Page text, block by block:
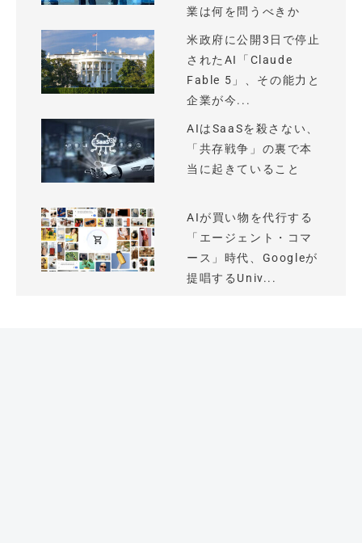
業は何を問うべきか
米政府に公開3日で停止
されたAI「Claude
Fable 5」、その能力と
企業が今...
AIはSaaSを殺さない、
「共存戦争」の裏で本
当に起きていること
AIが買い物を代行する
「エージェント・コマ
ース」時代、Googleが
提唱するUniv...